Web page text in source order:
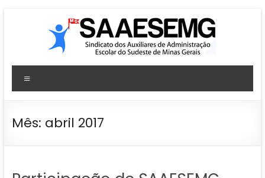
SAAESEMG
Sindicato
Auxiliares
Mês: abril 2017